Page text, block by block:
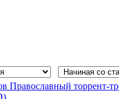
Православный торрент-